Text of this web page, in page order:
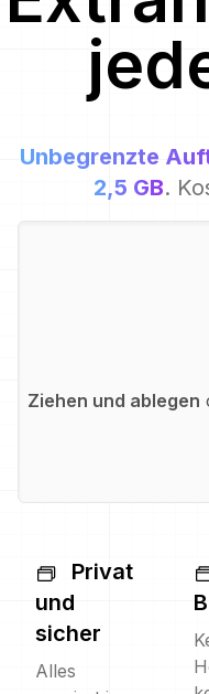
Unbegrenzte
2,5 GB.
Ziehen und ablegen
Privat
und
sicher
Alles